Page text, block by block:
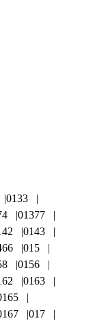
0133
01377
0143
015
0156
0163
017